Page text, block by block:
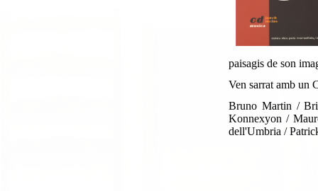
paisagis de son
Ven sarrat amb un
Bruno Martin /
Konnexyon /
dell'Umbria /